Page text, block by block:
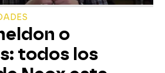
o
todos los